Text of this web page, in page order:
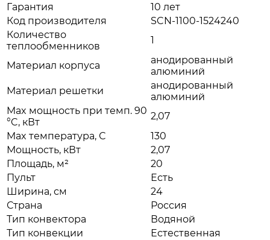
Гарантия
10 лет
Код производителя
SCN-1100-1524240
Количество
теплообменников
1
Материал корпуса
анодированный
алюминий
Материал решетки
анодированный
алюминий
Max мощность при темп. 90
°C, кВт
2,07
Max температура, С
130
Мощность, кВт
2,07
Площадь, м²
20
Пульт
Есть
Ширина, см
24
Страна
Россия
Тип конвектора
Водяной
Тип конвекции
Естественная